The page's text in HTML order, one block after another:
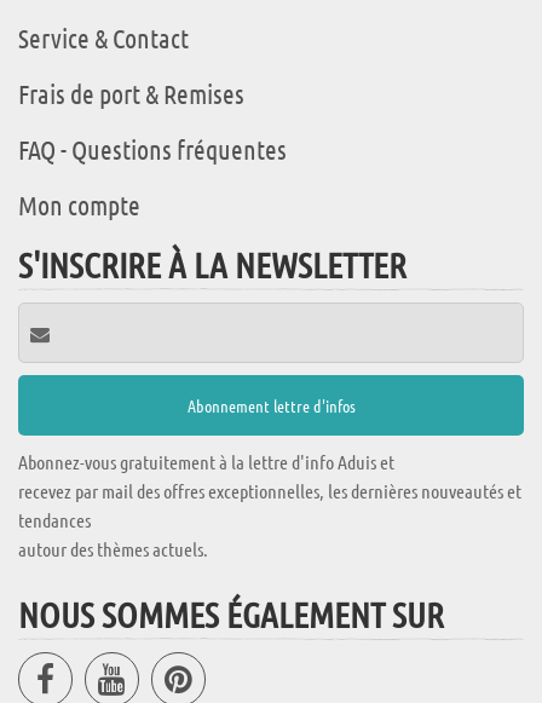
Service & Contact
Frais de port & Remises
FAQ - Questions fréquentes
Mon compte
S'INSCRIRE À LA NEWSLETTER
Abonnez-vous gratuitement à la lettre d'info Aduis et
recevez par mail des offres exceptionnelles, les dernières nouveautés et
tendances
autour des thèmes actuels.
NOUS SOMMES ÉGALEMENT SUR